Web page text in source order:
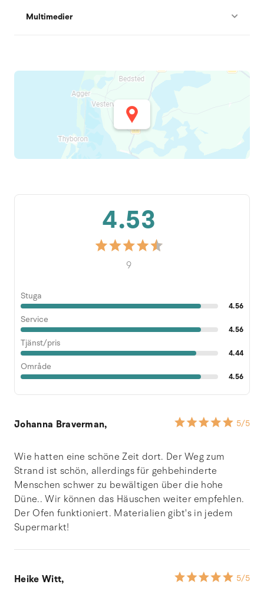
Multimedier
4.53
9
Stuga
4.56
Service
4.56
Tjänst/pris
4.44
Område
4.56
Johanna Braverman, 5/5
Wie hatten eine schöne Zeit dort. Der Weg zum
Strand ist schön, allerdings für gehbehinderte
Menschen schwer zu bewältigen über die hohe
Düne.. Wir können das Häuschen weiter empfehlen.
Der Ofen funktioniert. Materialien gibt's in jedem
Supermarkt!
Heike Witt, 5/5